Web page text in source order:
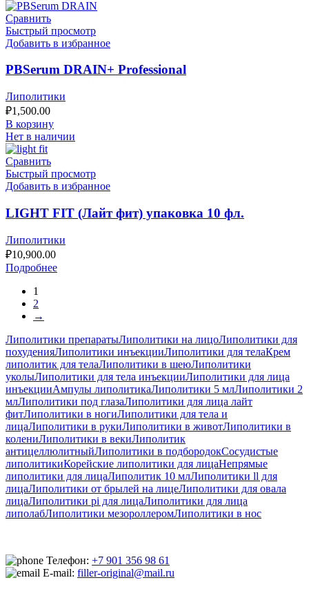
Сравнить
Быстрый просмотр
Добавить в избранное
PBSerum DRAIN+ Professional
Липолитики
₽1,500.00
В корзину
Нет в наличии
Сравнить
Быстрый просмотр
Добавить в избранное
LIGHT FIT (Лайт фит) упаковка 10 фл.
Липолитики
₽10,900.00
Подробнее
1
2
→
Липолитики препаратыЛиполитики на лицоЛиполитики для
похуденияЛиполитики инъекцииЛиполитики для телаКрем
липолитик для телаЛиполитики в шеюЛиполитики
уколыЛиполитики для тела инъекцииЛиполитики для лица
инъекцииАмпулы липолитикаЛиполитики 5 млЛиполитики 2
млЛиполитики под глазаЛиполитики для лица лайт
фитЛиполитики в ногиЛиполитики для тела и
лицаЛиполитики в рукиЛиполитики в животЛиполитики в
колениЛиполитики в векиЛиполитик
антицеллюлитныйЛиполитики в подбородокСосудистые
липолитикиКорейские липолитики для лицаНепрямые
липолитики для лицаЛиполитик 10 млЛиполитики ll для
лицаЛиполитики от брылей на лицеЛиполитики для овала
лицаЛиполитики pi для лицаЛиполитики для лица
липолабЛиполитики мезороллеромЛиполитики в нос
Телефон: +7 901 356 98 61
E-mail: filler-original@mail.ru